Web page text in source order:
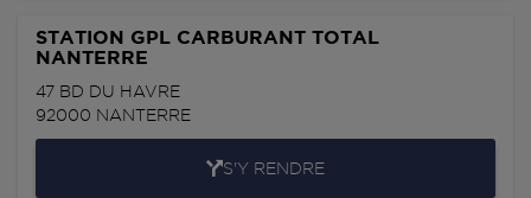
STATION GPL CARBURANT TOTAL
NANTERRE
47 BD DU HAVRE
92000 NANTERRE
S'Y RENDRE